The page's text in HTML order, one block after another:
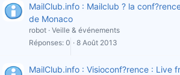
MailClub.info : Mailclub ? la
de Monaco
robot Veille & événements
Réponses 0 8 Août 2013
MailClub.info : Visioconf?rence : Live